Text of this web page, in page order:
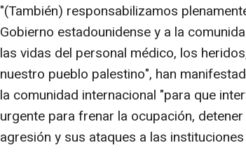
"(También) responsabilizamos
Gobierno estadounidense y a la
las vidas del personal médico, los
nuestro pueblo palestino", han
la comunidad internacional "para que
urgente para frenar la ocupación,
agresión y sus ataques a las